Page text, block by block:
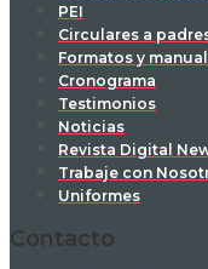
PEI
Circulares a
Formatos y
Cronograma
Testimonios
Noticias
Revista Digital
Trabaje con
Uniformes
Contacto